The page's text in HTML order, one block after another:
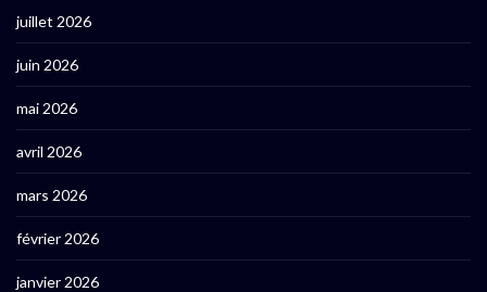
juillet 2026
juin 2026
mai 2026
avril 2026
mars 2026
février 2026
janvier 2026